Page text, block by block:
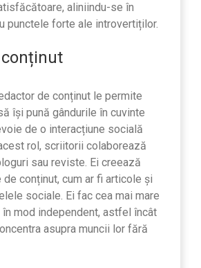
aliniindu-se în
punctele forte ale introvertiților.
de conținut le permite
își pună gândurile în cuvinte
de o interacțiune socială
rol, scriitorii colaborează
sau reviste. Ei creează
conținut, cum ar fi articole și
sociale. Ei fac cea mai mare
în mod independent, astfel încât
asupra muncii lor fără